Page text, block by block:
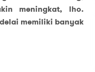
meningkat, lho.
memiliki banyak